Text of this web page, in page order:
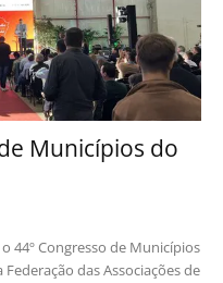
Municípios do
44º Congresso de Municípios
das Associações de